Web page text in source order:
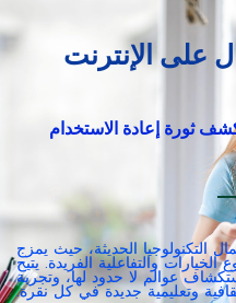
على الإنترنت
ثورة إعادة الاستخدام
التكنولوجيا الحديثة، حيث يمزج
والتفاعلية الفريدة. يتيح
عوالم لا حدود لها، وتجربة
وتعليمية جديدة في كل نقرة.